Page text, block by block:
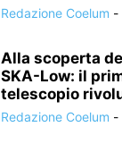
Redazione Coelum -
Alla scoperta
SKA-Low: il
telescopio
Redazione Coelum -